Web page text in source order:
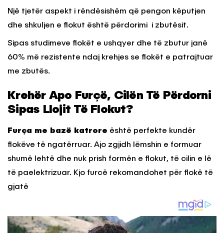
Një tjetër aspekt i rëndësishëm që pengon këputjen
dhe shkuljen e flokut është përdorimi i zbutësit.
Sipas studimeve flokët e ushqyer dhe të zbutur janë
60% më rezistente ndaj krehjes se flokët e patrajtuar
me zbutës.
Krehër Apo Furçë, Cilën Të Përdorni
Sipas Llojit Të Flokut?
Furça me bazë katrore është perfekte kundër
flokëve të ngatërruar. Ajo zgjidh lëmshin e formuar
shumë lehtë dhe nuk prish formën e flokut, të cilin e lë
të paelektrizuar. Kjo furcë rekomandohet për flokë të
gjatë